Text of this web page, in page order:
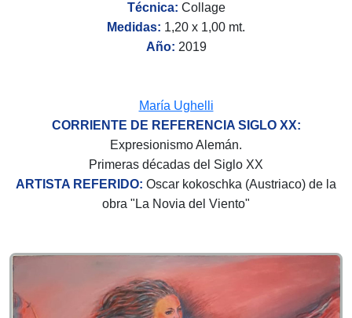
Técnica: Collage
Medidas: 1,20 x 1,00 mt.
Año: 2019
María Ughelli
CORRIENTE DE REFERENCIA SIGLO XX:
Expresionismo Alemán.
Primeras décadas del Siglo XX
ARTISTA REFERIDO: Oscar kokoschka (Austriaco) de la
obra "La Novia del Viento"